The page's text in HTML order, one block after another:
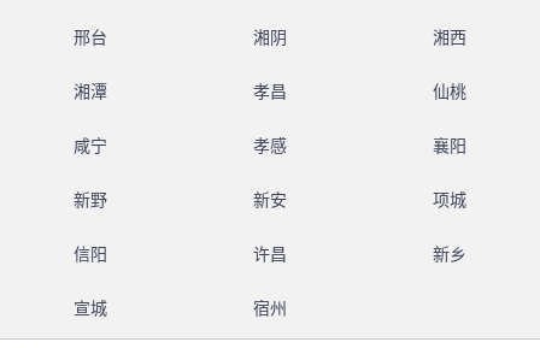
邢台 湘阴 湘西
湘潭 孝昌 仙桃
咸宁 孝感 襄阳
新野 新安 项城
信阳 许昌 新乡
宣城 宿州